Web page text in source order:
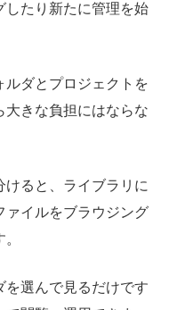
したり新たに管理を始
ルダとプロジェクトを
大きな負担にはならな
ると、ライブラリに
ァイルをブラウジング
を選んで見るだけです